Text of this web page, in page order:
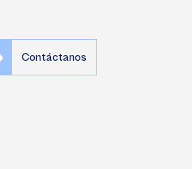
Contáctanos